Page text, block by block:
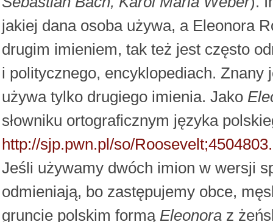
jakiej dana osoba używa, a Eleonora
drugim imieniem, tak też jest często
i politycznego, encyklopediach.
używa tylko drugiego imienia. Jako
słowniku ortograficznym języka
http://sjp.pwn.pl/so/
Jeśli używamy dwóch imion w wersji
odmieniają, bo zastępujemy obce,
gruncie polskim formą Eleonora z